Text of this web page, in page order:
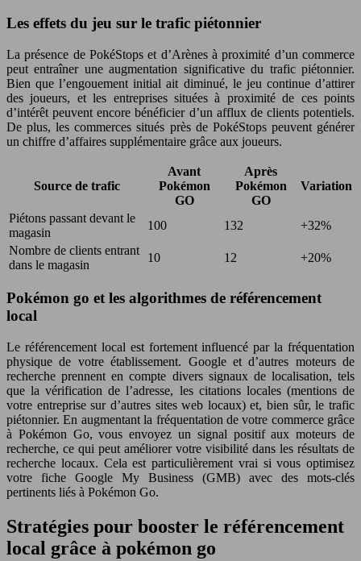
Les effets du jeu sur le trafic piétonnier
La présence de PokéStops et d’Arènes à proximité d’un commerce
peut entraîner une augmentation significative du trafic piétonnier.
Bien que l’engouement initial ait diminué, le jeu continue d’attirer
des joueurs, et les entreprises situées à proximité de ces points
d’intérêt peuvent encore bénéficier d’un afflux de clients potentiels.
De plus, les commerces situés près de PokéStops peuvent générer
un chiffre d’affaires supplémentaire grâce aux joueurs.
Source de trafic
Avant
Pokémon
GO
Après
Pokémon
GO
Variation
Piétons passant devant le
magasin
100 132
+32%
Nombre de clients entrant
dans le magasin
10 12 +20%
Pokémon go et les algorithmes de référencement
local
Le référencement local est fortement influencé par la fréquentation
physique de votre établissement. Google et d’autres moteurs de
recherche prennent en compte divers signaux de localisation, tels
que la vérification de l’adresse, les citations locales (mentions de
votre entreprise sur d’autres sites web locaux) et, bien sûr, le trafic
piétonnier. En augmentant la fréquentation de votre commerce grâce
à Pokémon Go, vous envoyez un signal positif aux moteurs de
recherche, ce qui peut améliorer votre visibilité dans les résultats de
recherche locaux. Cela est particulièrement vrai si vous optimisez
votre fiche Google My Business (GMB) avec des mots-clés
pertinents liés à Pokémon Go.
Stratégies pour booster le référencement
local grâce à pokémon go